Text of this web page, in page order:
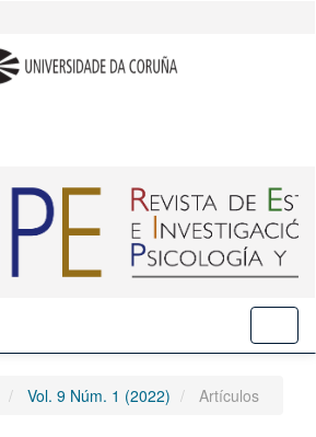
Vol. 9 Núm. 1 (2022) Artículos